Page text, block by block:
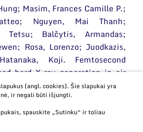
Masim, Frances Camille P.;
Nguyen, Mai Thanh;
Tetsu; Balčytis, Armandas;
Rosa, Lorenzo; Juodkazis,
Koji. Femtosecond
hard X-ray generation in air
flow of Au nano-sphere
using an automatic positioning
express. ISSN 1094-4087.
18 (2016), p. 19994-20001.
(angl. cookies). Šie slapukai yra
ir negali būti išjungti.
spauskite „Sutinku“ ir toliau